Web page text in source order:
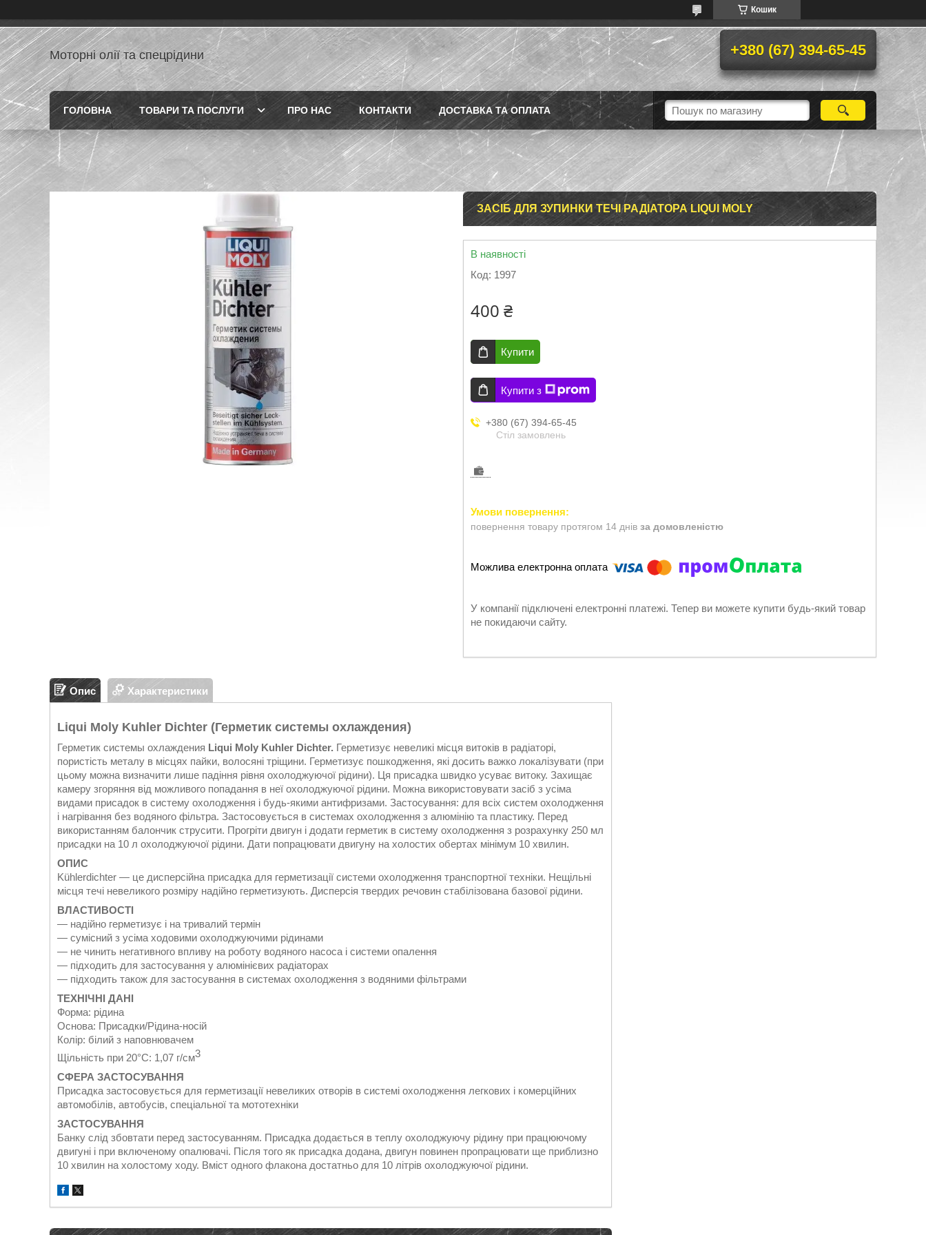
Кошик
Моторні олії та спецрідини +380 (67) 394-65-45
ГОЛОВНА ТОВАРИ ТА ПОСЛУГИ ПРО НАС КОНТАКТИ ДОСТАВКА ТА ОПЛАТА
ЗАСІБ ДЛЯ ЗУПИНКИ ТЕЧІ РАДІАТОРА LIQUI MOLY
В наявності
Код: 1997
400 ₴
Купити
Купити з
+380 (67) 394-65-45
Стіл замовлень
повернення товару протягом 14 днів за домовленістю
У компанії підключені електронні платежі. Тепер ви можете купити будь-який товар
не покидаючи сайту.
Опис Характеристики
Liqui Moly Kuhler Dichter (Герметик системы охлаждения)
Герметик системы охлаждения Liqui Moly Kuhler Dichter. Герметизує невеликі місця витоків в радіаторі,
пористість металу в місцях пайки, волосяні тріщини. Герметизує пошкодження, які досить важко локалізувати (при
цьому можна визначити лише падіння рівня охолоджуючої рідини). Ця присадка швидко усуває витоку. Захищає
камеру згоряння від можливого попадання в неї охолоджуючої рідини. Можна використовувати засіб з усіма
видами присадок в систему охолодження і будь-якими антифризами. Застосування: для всіх систем охолодження
і нагрівання без водяного фільтра. Застосовується в системах охолодження з алюмінію та пластику. Перед
використанням балончик струсити. Прогріти двигун і додати герметик в систему охолодження з розрахунку 250 мл
присадки на 10 л охолоджуючої рідини. Дати попрацювати двигуну на холостих обертах мінімум 10 хвилин.
ОПИС
Kühlerdichter ― це дисперсійна присадка для герметизації системи охолодження транспортної техніки. Нещільні
місця течі невеликого розміру надійно герметизують. Дисперсія твердих речовин стабілізована базової рідини.
ВЛАСТИВОСТІ
― надійно герметизує і на тривалий термін
― сумісний з усіма ходовими охолоджуючими рідинами
― не чинить негативного впливу на роботу водяного насоса і системи опалення
― підходить для застосування у алюмінієвих радіаторах
― підходить також для застосування в системах охолодження з водяними фільтрами
ТЕХНІЧНІ ДАНІ
Форма: рідина
Основа: Присадки/Рідина-носій
Колір: білий з наповнювачем
Щільність при 20°C: 1,07 г/см3
СФЕРА ЗАСТОСУВАННЯ
Присадка застосовується для герметизації невеликих отворів в системі охолодження легкових і комерційних
автомобілів, автобусів, спеціальної та мототехніки
ЗАСТОСУВАННЯ
Банку слід збовтати перед застосуванням. Присадка додається в теплу охолоджуючу рідину при працюючому
двигуні і при включеному опалювачі. Після того як присадка додана, двигун повинен пропрацювати ще приблизно
10 хвилин на холостому ходу. Вміст одного флакона достатньо для 10 літрів охолоджуючої рідини.